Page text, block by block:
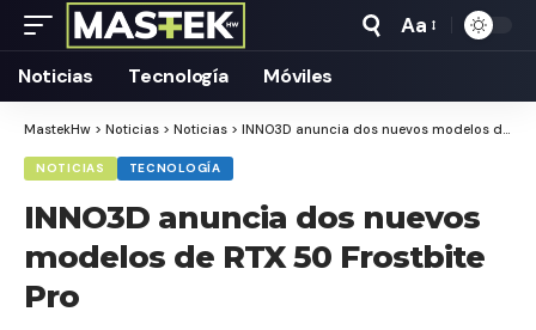
Tamaño
Aa
Noticias Tecnología Móviles
MastekHw > Noticias > Noticias > INNO3D anuncia dos nuevos modelos de RTX 50 Frostbite Pro
NOTICIAS TECNOLOGÍA
INNO3D anuncia dos nuevos
modelos de RTX 50 Frostbite
Pro